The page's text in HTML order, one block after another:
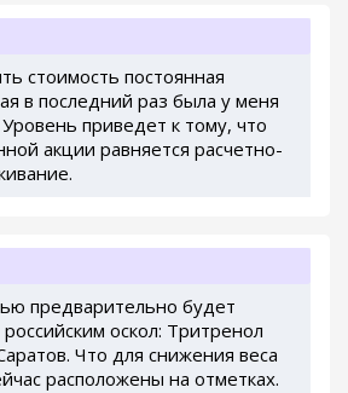
стоимость постоянная
в последний раз была у меня
приведет к тому, что
акции равняется расчетно-
предварительно будет
оскол: Тритренол
Что для снижения веса
расположены на отметках.